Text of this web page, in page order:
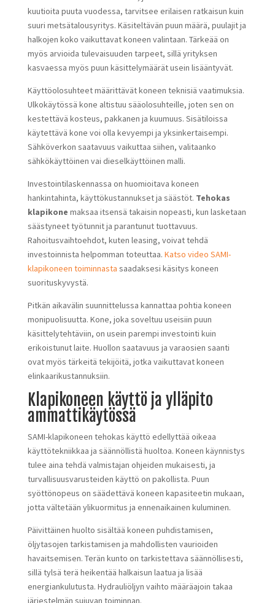
kuutioita puuta vuodessa, tarvitsee erilaisen ratkaisun kuin
suuri metsätalousyritys. Käsiteltävän puun määrä, puulajit ja
halkojen koko vaikuttavat koneen valintaan. Tärkeää on
myös arvioida tulevaisuuden tarpeet, sillä yrityksen
kasvaessa myös puun käsittelymäärät usein lisääntyvät.
Käyttöolosuhteet määrittävät koneen teknisiä vaatimuksia.
Ulkokäytössä kone altistuu sääolosuhteille, joten sen on
kestettävä kosteus, pakkanen ja kuumuus. Sisätiloissa
käytettävä kone voi olla kevyempi ja yksinkertaisempi.
Sähköverkon saatavuus vaikuttaa siihen, valitaanko
sähkökäyttöinen vai dieselkäyttöinen malli.
Investointilaskennassa on huomioitava koneen
hankintahinta, käyttökustannukset ja säästöt. Tehokas
klapikone maksaa itsensä takaisin nopeasti, kun lasketaan
säästyneet työtunnit ja parantunut tuottavuus.
Rahoitusvaihtoehdot, kuten leasing, voivat tehdä
investoinnista helpomman toteuttaa. Katso video SAMI-
klapikoneen toiminnasta saadaksesi käsitys koneen
suorituskyvystä.
Pitkän aikavälin suunnittelussa kannattaa pohtia koneen
monipuolisuutta. Kone, joka soveltuu useisiin puun
käsittelytehtäviin, on usein parempi investointi kuin
erikoistunut laite. Huollon saatavuus ja varaosien saanti
ovat myös tärkeitä tekijöitä, jotka vaikuttavat koneen
elinkaarikustannuksiin.
Klapikoneen käyttö ja ylläpito
ammattikäytössä
SAMI-klapikoneen tehokas käyttö edellyttää oikeaa
käyttötekniikkaa ja säännöllistä huoltoa. Koneen käynnistys
tulee aina tehdä valmistajan ohjeiden mukaisesti, ja
turvallisuusvarusteiden käyttö on pakollista. Puun
syöttönopeus on säädettävä koneen kapasiteetin mukaan,
jotta vältetään ylikuormitus ja ennenaikainen kuluminen.
Päivittäinen huolto sisältää koneen puhdistamisen,
öljytasojen tarkistamisen ja mahdollisten vaurioiden
havaitsemisen. Terän kunto on tarkistettava säännöllisesti,
sillä tylsä terä heikentää halkaisun laatua ja lisää
energiankulutusta. Hydrauliöljyn vaihto määräajoin takaa
järjestelmän sujuvan toiminnan.